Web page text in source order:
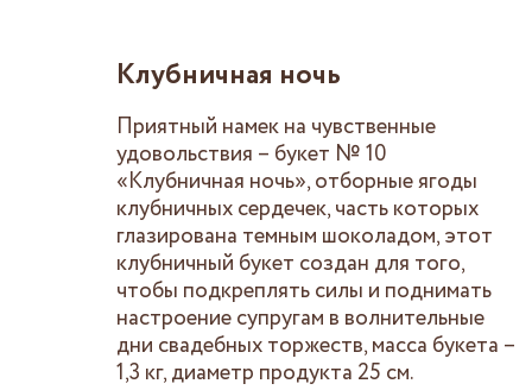
Клубничная ночь
Приятный намек на чувственные
удовольствия – букет № 10
«Клубничная ночь», отборные ягоды
клубничных сердечек, часть которых
глазирована темным шоколадом, этот
клубничный букет создан для того,
чтобы подкреплять силы и поднимать
настроение супругам в волнительные
дни свадебных торжеств, масса букета –
1,3 кг, диаметр продукта 25 см.